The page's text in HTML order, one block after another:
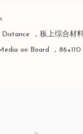
Distance ，板上综合材
on Board ，86×110